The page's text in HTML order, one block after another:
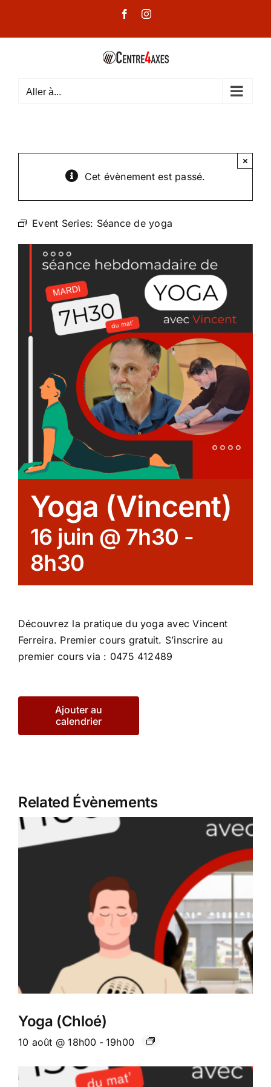
contenu
FacebookInstagram
Aller à...
Cet évènement est passé.
×
Event Series: Séance de yoga
Yoga (Vincent)
16 juin @ 7h30 -
8h30
Découvrez la pratique du yoga avec Vincent
Ferreira. Premier cours gratuit. S’inscrire au
premier cours via : 0475 412489
Ajouter au
calendrier
Related Évènements
Yoga (Chloé)
10 août @ 18h00 - 19h00